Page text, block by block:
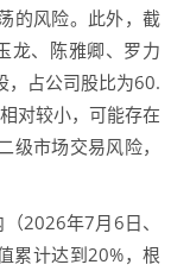
的风险。此外，截
龙、陈雅卿、罗力
，占公司股比为60.
对较小，可能存在
市场交易风险，
2026年7月6日、
累计达到20%，根